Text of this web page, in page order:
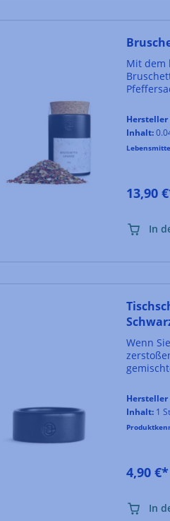
Mit dem
aber
gleich
pikanter
natürlich
Hersteller
Inhalt:
13,90
In
Wenn
zum
Tisch
das in
werden
Hersteller
Inhalt: 1
4,90 €*
In